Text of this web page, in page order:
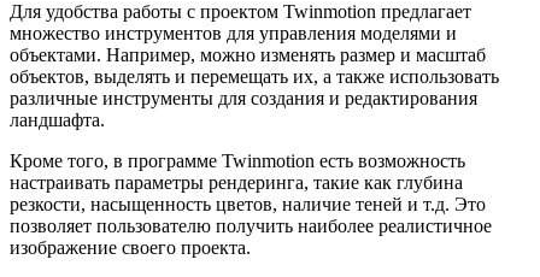
Для удобства работы с проектом Twinmotion предлагает
множество инструментов для управления моделями и
объектами. Например, можно изменять размер и масштаб
объектов, выделять и перемещать их, а также использовать
различные инструменты для создания и редактирования
ландшафта.
Кроме того, в программе Twinmotion есть возможность
настраивать параметры рендеринга, такие как глубина
резкости, насыщенность цветов, наличие теней и т.д. Это
позволяет пользователю получить наиболее реалистичное
изображение своего проекта.